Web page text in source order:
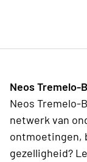
Neos Tremelo-
Neos Tremelo-
netwerk van
ontmoetingen,
gezelligheid?